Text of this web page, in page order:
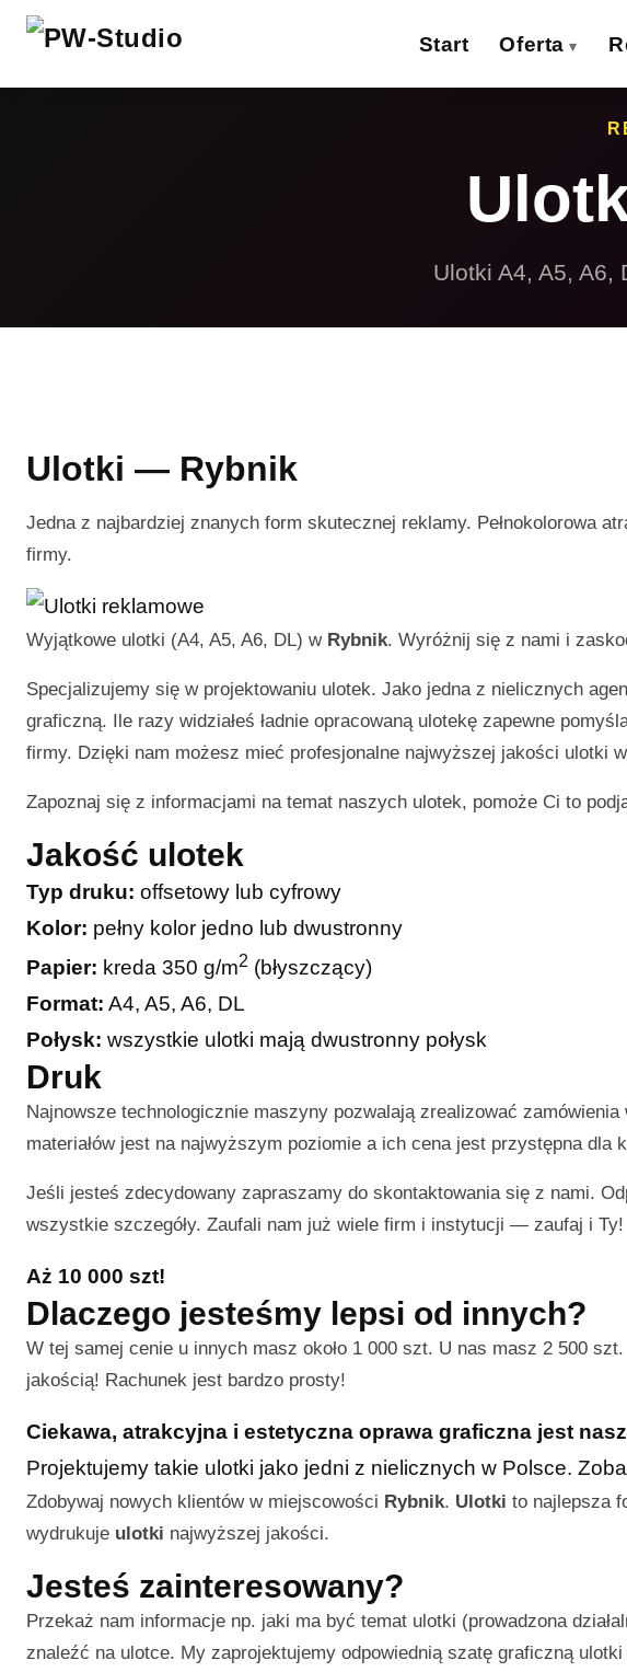
Start Oferta
Pełna oferta
Plakaty
Rollupy
Ulotki A4, A5, A6,
Ulotki — Rybnik
Jedna z najbardziej znanych form skutecznej reklamy. Pełnokolorowa
firmy.
Wyjątkowe ulotki (A4, A5, A6, DL) w Rybnik. Wyróżnij się z nami i
Specjalizujemy się w projektowaniu ulotek. Jako jedna z nielicznych
graficzną. Ile razy widziałeś ładnie opracowaną ulotekę zapewne
firmy. Dzięki nam możesz mieć profesjonalne najwyższej jakości ulotki
Zapoznaj się z informacjami na temat naszych ulotek, pomoże Ci to
Jakość ulotek
Typ druku: offsetowy lub cyfrowy
Kolor: pełny kolor jedno lub dwustronny
Papier: kreda 350 g/m2 (błyszczący)
Format: A4, A5, A6, DL
Połysk: wszystkie ulotki mają dwustronny połysk
Druk
Najnowsze technologicznie maszyny pozwalają zrealizować
materiałów jest na najwyższym poziomie a ich cena jest przystępna dla
Jeśli jesteś zdecydowany zapraszamy do skontaktowania się z nami.
wszystkie szczegóły. Zaufali nam już wiele firm i instytucji — zaufaj i Ty!
Aż 10 000 szt!
Dlaczego jesteśmy lepsi od innych?
W tej samej cenie u innych masz około 1 000 szt. U nas masz 2 500
jakością! Rachunek jest bardzo prosty!
Ciekawa, atrakcyjna i estetyczna oprawa graficzna jest
Projektujemy takie ulotki jako jedni z nielicznych w Polsce.
Zdobywaj nowych klientów w miejscowości Rybnik. Ulotki to najlepsza
wydrukuje ulotki najwyższej jakości.
Jesteś zainteresowany?
Przekaż nam informacje np. jaki ma być temat ulotki (prowadzona
znaleźć na ulotce. My zaprojektujemy odpowiednią szatę graficzną